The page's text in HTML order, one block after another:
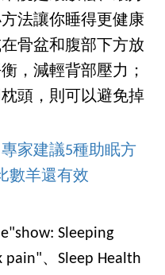
法讓你睡得更健康
骨盆和腹部下方放
，減輕背部壓力；
頭，則可以避免掉
家建議5種助眠方
數羊還有效
Sleeping
pain"、Sleep Health